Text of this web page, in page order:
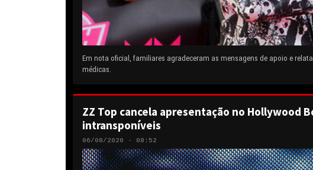
Em nota oficial, familiares agradeceram as mensagens de apoio e
médicas.
ZZ Top cancela apresentação no Hollywood
intransponíveis
06/08/2026 · 08:52